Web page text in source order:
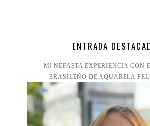
ENTRADA
MI NEFASTA EXPERIENCIA CON
BRASILEÑO DE AQUARELA